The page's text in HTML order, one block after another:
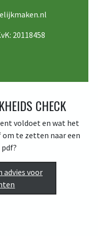
20118458
CHECK
voldoet en wat het
om te zetten naar een
advies voor